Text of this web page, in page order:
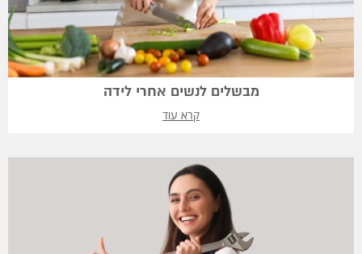
מבשלים לנשים אחרי לידה
קרא עוד